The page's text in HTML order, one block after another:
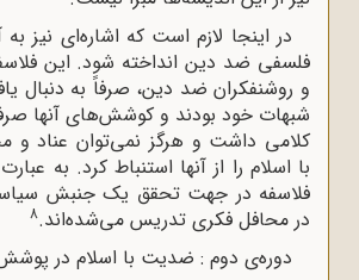
در اینجا لازم است که اشاره‌ای نیز
فلسفی ضد دین انداخته شود. این
و روشنفکران ضد دین، صرفاً به دنبال
شبهات خود بودند و کوشش‌های آنها
کلامی داشت و هرگز نمی‌توان عناد و
با اسلام را از آنها استنباط کرد. به
فلاسفه در جهت تحقق یک جنبش
در محافل فکری تدریس می‌شده‌اند.8
دوره‌ی دوم : ضدیت با اسلام در